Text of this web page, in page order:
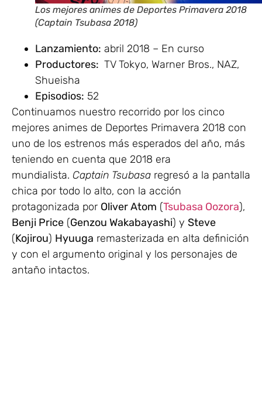
Los mejores animes de Deportes Primavera 2018
(Captain Tsubasa 2018)
Lanzamiento: abril 2018 – En curso
Productores: TV Tokyo, Warner Bros., NAZ,
Shueisha
Episodios: 52
Continuamos nuestro recorrido por los cinco
mejores animes de Deportes Primavera 2018 con
uno de los estrenos más esperados del año, más
teniendo en cuenta que 2018 era
mundialista. Captain Tsubasa regresó a la pantalla
chica por todo lo alto, con la acción
protagonizada por Oliver Atom (Tsubasa Oozora),
Benji Price (Genzou Wakabayashi) y Steve
(Kojirou) Hyuuga remasterizada en alta definición
y con el argumento original y los personajes de
antaño intactos.